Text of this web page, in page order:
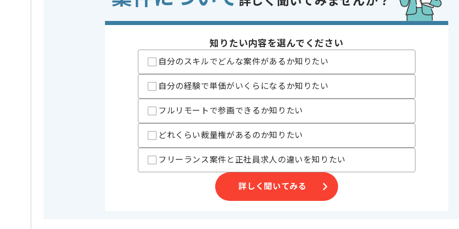
-会議進行、議事録作成
※上記に似た経験やスキルをお持ちであれば申し込み可能なケースもございます！まずはお気軽にご相談ください！
医療･福祉
業務内容
ベンダーコントロール
特徴
20代活躍中 , 30代活躍中 , 長期プロジェクト , BtoB向け , 新技術に積極的 , 服装自
事
精算条件
有
精算基準時間
140時間〜180時間
支払いサイト
15日
知りたい内容を選んでください
自分のスキルでどんな案件があるか知りたい
自分の経験で単価がいくらになるか知りたい
フルリモートで参画できるか知りたい
どれくらい裁量権があるのか知りたい
フリーランス案件と正社員求人の違いを知りたい
詳しく聞いてみる